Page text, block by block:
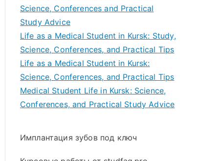
Science, Conferences and Practical
Study Advice
Life as a Medical Student in Kursk: Study,
Science, Conferences, and Practical Tips
Life as a Medical Student in Kursk:
Science, Conferences, and Practical Tips
Medical Student Life in Kursk: Science,
Conferences, and Practical Study Advice
Имплантация зубов под ключ